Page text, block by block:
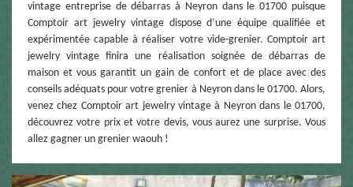
vintage entreprise de débarras à Neyron dans le 01700 puisque
Comptoir art jewelry vintage dispose d’une équipe qualifiée et
expérimentée capable à réaliser votre vide-grenier. Comptoir art
jewelry vintage finira une réalisation soignée de débarras de
maison et vous garantit un gain de confort et de place avec des
conseils adéquats pour votre grenier à Neyron dans le 01700. Alors,
venez chez Comptoir art jewelry vintage à Neyron dans le 01700,
découvrez votre prix et votre devis, vous aurez une surprise. Vous
allez gagner un grenier waouh !